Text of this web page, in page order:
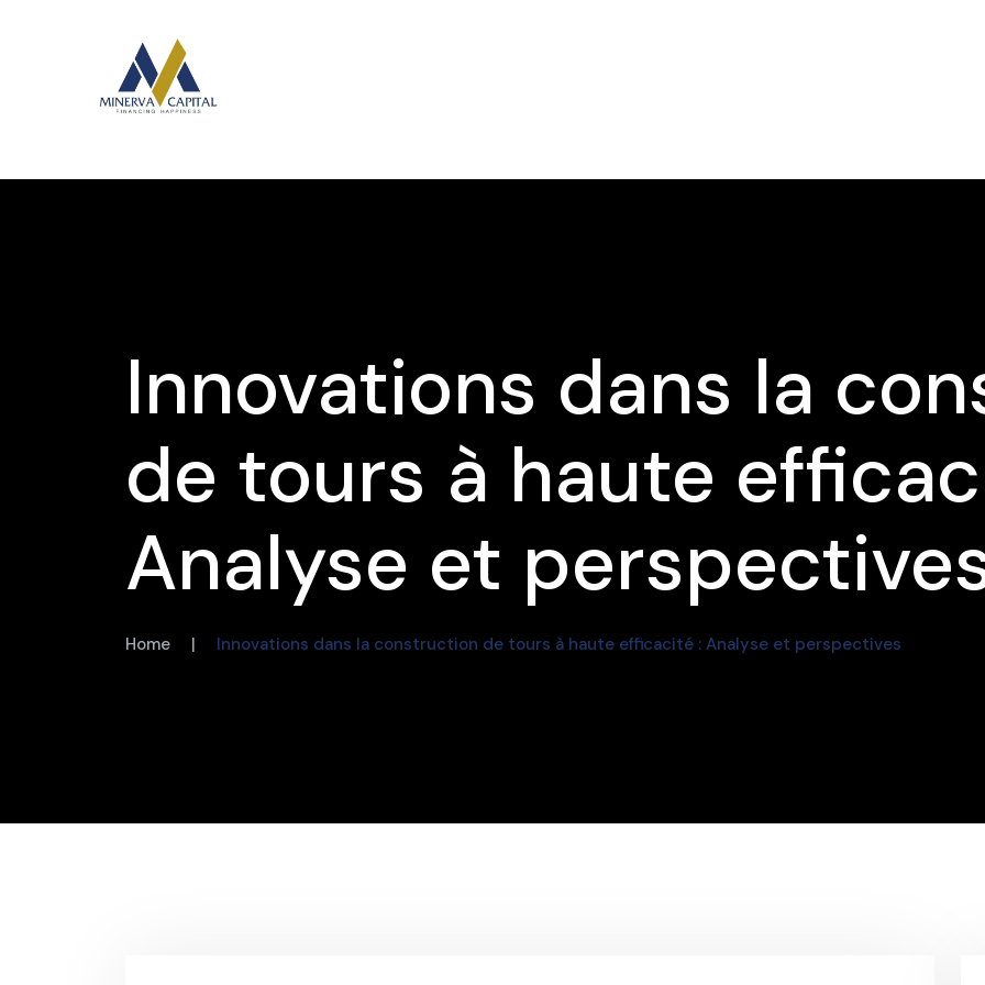
Innovations dans la
de tours à haute
Analyse et
Home | Innovations dans la construction de tours à haute efficacité : Analyse et perspectives